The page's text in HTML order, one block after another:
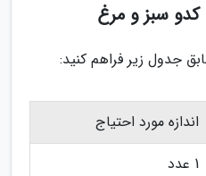
کدو سبز و مرغ
جدول زیر فراهم کنید:
اندازه مورد احتیاج
1 عدد